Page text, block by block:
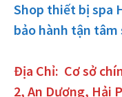
Shop thiết bị spa
bảo hành tận tâm
Địa Chỉ: Cơ sở
2, An Dương, Hải